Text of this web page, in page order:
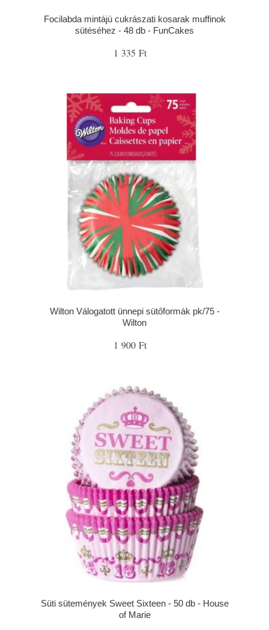
Focilabda mintájú cukrászati kosarak muffinok
sütéséhez - 48 db - FunCakes
1 335 Ft
Wilton Válogatott ünnepi sütőformák pk/75 -
Wilton
1 900 Ft
Süti sütemények Sweet Sixteen - 50 db - House
of Marie